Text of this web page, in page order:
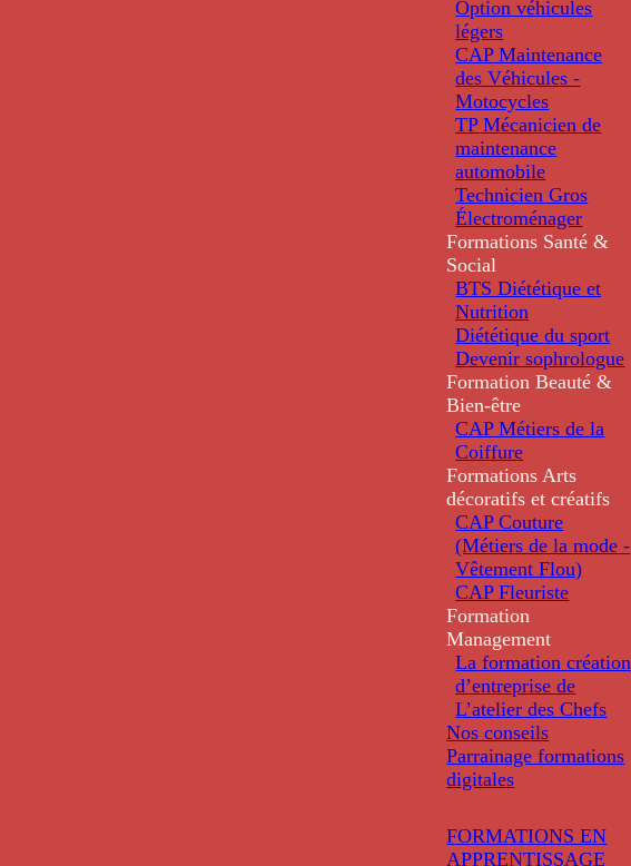
Option véhicules
légers
CAP Maintenance
des Véhicules -
Motocycles
TP Mécanicien de
maintenance
automobile
Technicien Gros
Électroménager
Formations Santé &
Social
BTS Diététique et
Nutrition
Diététique du sport
Devenir sophrologue
Formation Beauté &
Bien-être
CAP Métiers de la
Coiffure
Formations Arts
décoratifs et créatifs
CAP Couture
(Métiers de la mode -
Vêtement Flou)
CAP Fleuriste
Formation
Management
La formation création
d’entreprise de
L’atelier des Chefs
Nos conseils
Parrainage formations
digitales
FORMATIONS EN
APPRENTISSAGE